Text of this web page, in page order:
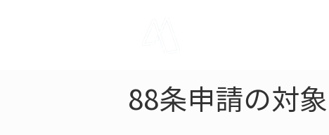
88条申請の対